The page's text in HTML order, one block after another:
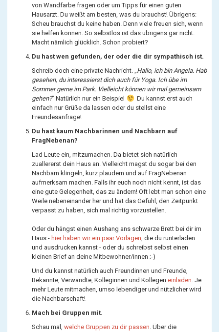
von Wandfarbe fragen oder um Tipps für einen guten
Hausarzt. Du weißt am besten, was du brauchst! Übrigens:
Scheu brauchst du keine haben. Denn viele freuen sich, wenn
sie helfen können. So selbstlos ist das übrigens gar nicht.
Macht nämlich glücklich. Schon probiert?
Du hast wen gefunden, der oder die dir sympathisch ist.
Schreib doch eine private Nachricht. „Hallo, ich bin Angela. Hab
gesehen, du interessierst dich auch für Yoga. Ich übe im
Sommer gerne im Park. Vielleicht können wir mal gemeinsam
gehen?” Natürlich nur ein Beispiel
Du kannst erst auch
einfach nur Grüße da lassen oder du stellst eine
Freundesanfrage!
Du hast kaum Nachbarinnen und Nachbarn auf
FragNebenan?
Lad Leute ein, mitzumachen. Da bietet sich natürlich
zuallererst dein Haus an. Vielleicht magst du sogar bei den
Nachbarn klingeln, kurz plaudern und auf FragNebenan
aufmerksam machen. Falls ihr euch noch nicht kennt, ist das
eine gute Gelegenheit, das zu ändern! Oft lebt man schon eine
Weile nebeneinander her und hat das Gefühl, den Zeitpunkt
verpasst zu haben, sich mal richtig vorzustellen.
Oder du hängst einen Aushang ans schwarze Brett bei dir im
Haus - hier haben wir ein paar Vorlagen, die du runterladen
und ausdrucken kannst - oder du schreibst selbst einen
kleinen Brief an deine Mitbewohner/innen ;-)
Und du kannst natürlich auch Freundinnen und Freunde,
Bekannte, Verwandte, Kolleginnen und Kollegen einladen. Je
mehr Leute mitmachen, umso lebendiger und nützlicher wird
die Nachbarschaft!
Mach bei Gruppen mit.
Schau mal, welche Gruppen zu dir passen. Über die